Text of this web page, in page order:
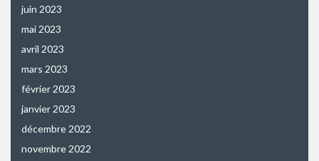
juin 2023
mai 2023
avril 2023
mars 2023
février 2023
janvier 2023
décembre 2022
novembre 2022